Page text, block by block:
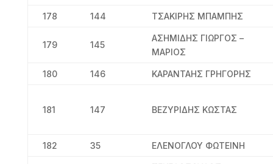
178 144 ΤΣΑΚΙΡΗΣ ΜΠΑΜΠΗΣ
179 145
ΑΣΗΜΙΔΗΣ ΓΙΩΡΓΟΣ –
ΜΑΡΙΟΣ
180 146 ΚΑΡΑΝΤΑΗΣ ΓΡΗΓΟΡΗΣ
181 147 ΒΕΖΥΡΙΔΗΣ ΚΩΣΤΑΣ
182 35 ΕΛΕΝΟΓΛΟΥ ΦΩΤΕΙΝΗ